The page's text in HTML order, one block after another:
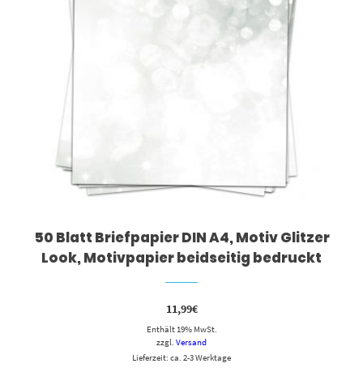
50 Blatt Briefpapier DIN A4, Motiv Glitzer
Look, Motivpapier beidseitig bedruckt
11,99€
Enthält 19% MwSt.
zzgl. Versand
Lieferzeit: ca. 2-3 Werktage